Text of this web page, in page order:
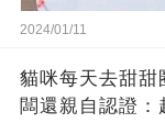
2024/01/11
貓咪每天去甜甜
闆還親自認證：